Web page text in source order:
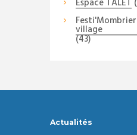
village
(43)
Actualités